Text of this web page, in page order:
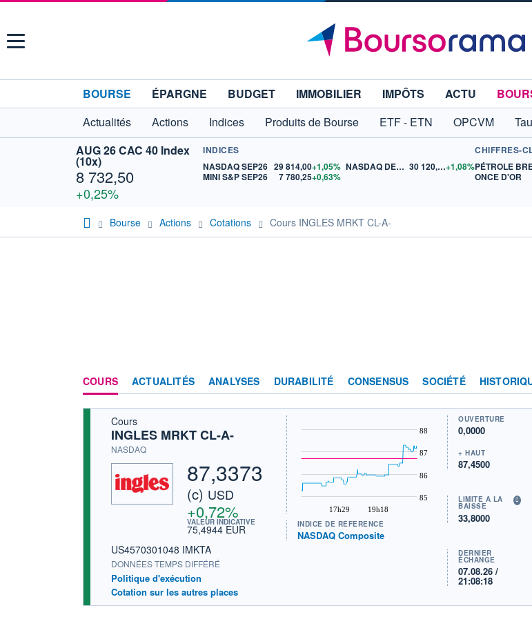
Menu
BOURSE ÉPARGNE BUDGET IMMOBILIER IMPÔTS ACTU
Actualités
Actions Indices Produits de Bourse ETF - ETN OPCVM
AUG 26 CAC 40 Index
(10x)
8 732,50
+0,25%
INDICES
NASDAQ SEP26 29 814,00+1,05%
MINI S&P SEP26
7 780,25+0,63%
NASDAQ DEC26 30 120,00+1,08%
CHIFFRES-
ONCE D'OR
Bourse Actions Cotations Cours INGLES MRKT CL-A-
COURS ACTUALITÉS ANALYSES DURABILITÉ CONSENSUS SOCIÉTÉ
Cours
INGLES MRKT CL-A-
NASDAQ
87,3373
(c) USD
+0,72%
VALEUR INDICATIVE
75,4944 EUR
US4570301048 IMKTA
DONNÉES TEMPS DIFFÉRÉ
Politique d'exécution
Cotation sur les autres places
17h29 19h18
85
86
87
88
INDICE DE RÉFÉRENCE
NASDAQ Composite
OUVERTURE
0,0000
+ HAUT
87,4500
LIMITE À LA
BAISSE
33,8000
DERNIER
ÉCHANGE
07.08.26 /
21:08:18